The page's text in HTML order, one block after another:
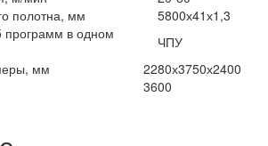
полотна, мм
5800х41х1,3
программ в одном
ЧПУ
мм
2280х3750х2400
3600